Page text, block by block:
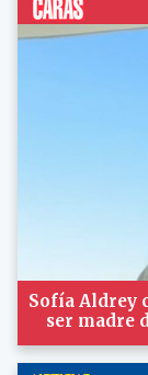
Sofía Aldrey
ser madre